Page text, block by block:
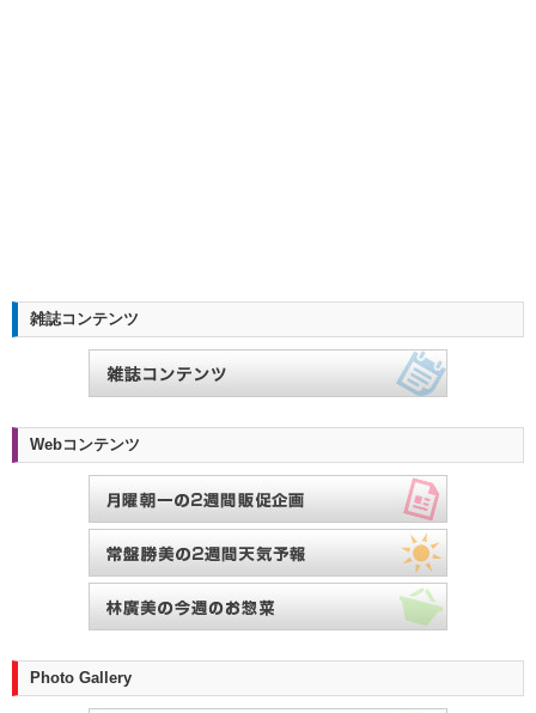
雑誌コンテンツ
Webコンテンツ
Photo Gallery